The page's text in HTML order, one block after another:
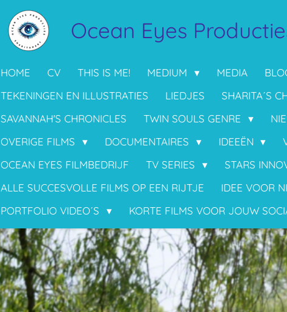
Ocean Eyes
HOME CV THIS IS ME! MEDIUM MEDIA
TEKENINGEN EN ILLUSTRATIES
LIEDJES
SHARITA´S
SAVANNAH'S CHRONICLES
TWIN SOULS GENRE
OVERIGE FILMS
DOCUMENTAIRES IDEEËN
OCEAN EYES FILMBEDRIJF
TV SERIES
STARS
ALLE SUCCESVOLLE FILMS OP EEN RIJTJE
IDEE VOOR
PORTFOLIO VIDEO´S
KORTE FILMS VOOR JOUW